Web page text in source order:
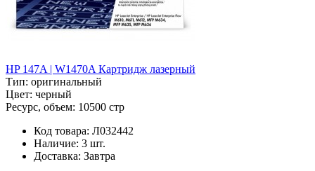
HP 147A | W1470A Картридж лазерный
Тип: оригинальный
Цвет: черный
Ресурс, объем: 10500 стр
Код товара: Л032442
Наличие: 3 шт.
Доставка: Завтра